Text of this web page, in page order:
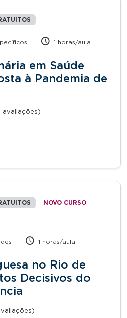
1 horas/aula
em Saúde
à Pandemia de
avaliações)
NOVO CURSO
1 horas/aula
no Rio de
Decisivos do